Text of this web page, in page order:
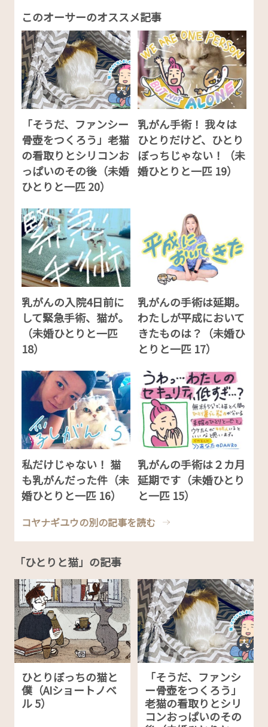
このオーサーのオススメ記事
「そうだ、ファンシー
骨壺をつくろう」老猫
の看取りとシリコンお
っぱいのその後（未婚
ひとりと一匹 20）
乳がん手術！ 我々は
ひとりだけど、ひとり
ぼっちじゃない！（未
婚ひとりと一匹 19）
乳がんの入院4日前に
して緊急手術、猫が。
（未婚ひとりと一匹
18）
乳がんの手術は延期。
わたしが平成において
きたものは？（未婚ひ
とりと一匹 17）
私だけじゃない！ 猫
も乳がんだった件（未
婚ひとりと一匹 16）
乳がんの手術は２カ月
延期です（未婚ひとり
と一匹 15）
コヤナギユウの別の記事を読む
「ひとりと猫」の記事
ひとりぼっちの猫と
僕（AIショートノベ
ル 5）
「そうだ、ファンシ
ー骨壺をつくろう」
老猫の看取りとシリ
コンおっぱいのその